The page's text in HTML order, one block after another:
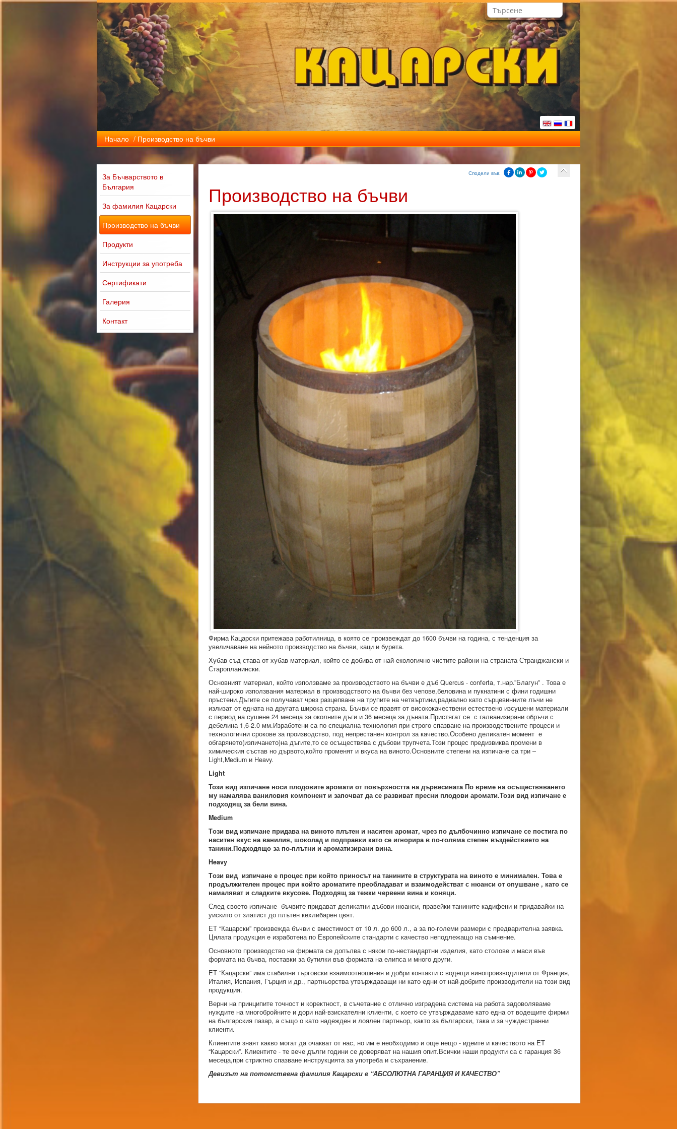
Начало / Производство на бъчви
За Бъчварството в
България
За фамилия Кацарски
Производство на бъчви
Продукти
Инструкции за употреба
Сертификати
Галерия
Контакт
Сподели във:
Производство на бъчви
Фирма Кацарски притежава работилница, в която се произвеждат до 1600 бъчви на година, с тенденция за
увеличаване на нейното производство на бъчви, каци и бурета.
Хубав съд става от хубав материал, който се добива от най-екологично чистите райони на страната Странджански и
Старопланински.
Основният материал, който използваме за производството на бъчви е дъб Quercus - conferta, т.нар.”Благун” . Това е
най-широко използвания материал в производството на бъчви без чепове,беловина и пукнатини с фини годишни
пръстени.Дъгите се получават чрез разцепване на трупите на четвъртини,радиално като сърцевинните лъчи не
излизат от едната на другата широка страна. Бъчви се правят от висококачествени естествено изсушени материали
с период на сушене 24 месеца за околните дъги и 36 месеца за дъната.Пристягат се с галванизирани обръчи с
дебелина 1,6-2.0 мм.Изработени са по специална технология при строго спазване на производствените процеси и
технологични срокове за производство, под непрестанен контрол за качество.Особено деликатен момент е
обгарянето(изпичането)на дъгите,то се осъществява с дъбови трупчета.Този процес предизвиква промени в
химическия състав но дървото,който променят и вкуса на виното.Основните степени на изпичане са три –
Light,Medium и Heavy.
Light
Този вид изпичане носи плодовите аромати от повърхността на дървесината По време на осъществяването
му намалява ваниловия компонент и започват да се развиват пресни плодови аромати.Този вид изпичане е
подходящ за бели вина.
Medium
Tози вид изпичане придава на виното плътен и наситен аромат, чрез по дълбочинно изпичане се постига по
наситен вкус на ванилия, шоколад и подправки като се игнорира в по-голяма степен въздействието на
танини.Подходящо за по-плътни и ароматизирани вина.
Heavy
Tози вид изпичане е процес при който приносът на танините в структурата на виното е минимален. Това е
продължителен процес при който ароматите преобладават и взаимодействат с нюанси от опушване , като се
намаляват и сладките вкусове. Подходящ за тежки червени вина и коняци.
След своето изпичане бъчвите придават деликатни дъбови нюанси, правейки танините кадифени и придавайки на
уискито от златист до плътен кехлибарен цвят.
ЕТ “Кацарски” произвежда бъчви с вместимост от 10 л. до 600 л., а за по-големи размери с предварителна заявка.
Цялата продукция е изработена по Европейските стандарти с качество неподлежащо на съмнение.
Основното производство на фирмата се допълва с някои по-нестандартни изделия, като столове и маси във
формата на бъчва, поставки за бутилки във формата на елипса и много други.
ЕТ “Кацарски” има стабилни търговски взаимоотношения и добри контакти с водещи винопроизводители от Франция,
Италия, Испания, Гърция и др., партньорства утвърждаващи ни като едни от най-добрите производители на този вид
продукция.
Верни на принципите точност и коректност, в съчетание с отлично изградена система на работа задоволяваме
нуждите на многобройните и дори най-взискателни клиенти, с което се утвърждаваме като една от водещите фирми
на българския пазар, а също о като надежден и лоялен партньор, както за български, така и за чуждестранни
клиенти.
Клиентите знаят какво могат да очакват от нас, но им е необходимо и още нещо - идеите и качеството на ЕТ
“Кацарски”. Клиентите - те вече дълги години се доверяват на нашия опит.Всички наши продукти са с гаранция 36
месеца,при стриктно спазване инструкцията за употреба и съхранение.
Девизът на потомствена фамилия Кацарски е “АБСОЛЮТНА ГАРАНЦИЯ И КАЧЕСТВО”